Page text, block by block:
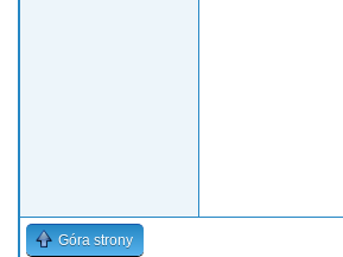
Góra strony